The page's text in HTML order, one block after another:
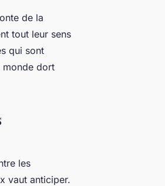
de la
tout leur sens
qui sont
monde dort
les
vaut anticiper.